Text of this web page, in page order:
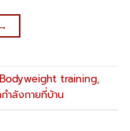
→
Bodyweight training,
ำลังกายที่บ้าน